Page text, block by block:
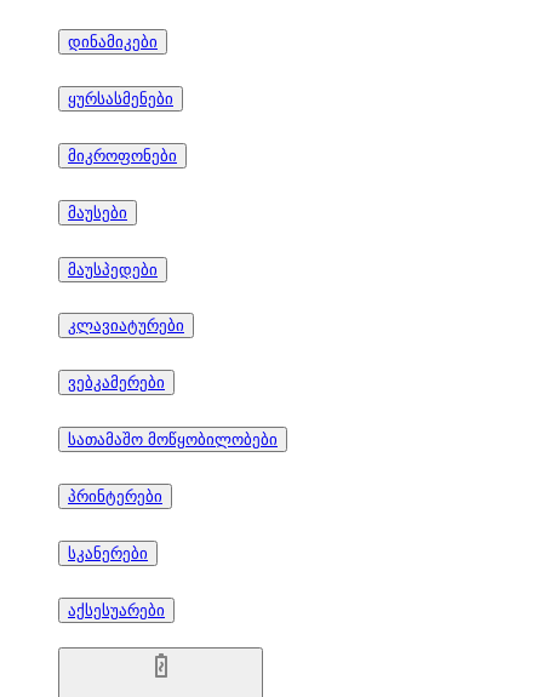
დინამიკები
ყურსასმენები
მიკროფონები
მაუსები
მაუსპედები
კლავიატურები
ვებკამერები
სათამაშო მოწყობილობები
პრინტერები
სკანერები
აქსესუარები